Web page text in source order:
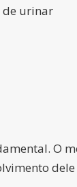
de urinar
O